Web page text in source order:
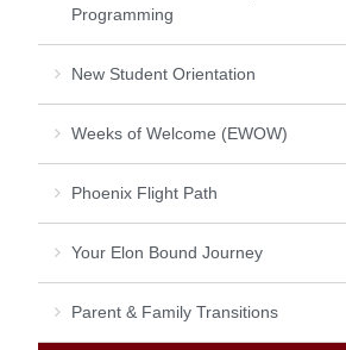
Programming
New Student Orientation
Weeks of Welcome (EWOW)
Phoenix Flight Path
Your Elon Bound Journey
Parent & Family Transitions